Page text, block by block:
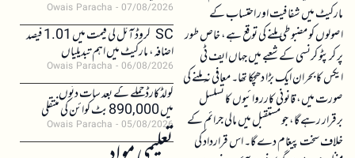
مارکیٹ میں شفافیت اور احتساب کے
اصولوں کو مضبوطی ملنے کی توقع ہے، خاص طور
پر کرپٹو کرنسی کے شعبے میں جہاں ایف ٹی
ایکس کا بحران ایک بڑا دھچکا تھا۔ معافی نہ ملنے کی
صورت میں، قانونی کارروائیوں کا تسلسل
برقرار رہے گا، جو مستقبل میں مالی جرائم کے
خلاف سخت پیغام دے گا۔ اس قرارداد کی
Owais Paracha 07/08/2026
SC کروڈ آئل کی قیمت میں 1.01 فیصد
اضافہ، مارکیٹ میں اہم تبدیلیاں
Owais Paracha 06/08/2026
کولڈکارڈ حملے کے بعد سات دنوں
میں 890,000 بٹ کوائن کی منتقلی
Owais Paracha 05/08/2026